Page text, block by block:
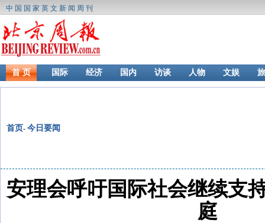
中国国家英文新闻周刊
首 页 国际 经济 国内 访谈 人物 文娱
首页- 今日要闻
安理会呼吁国际社会继续支
庭